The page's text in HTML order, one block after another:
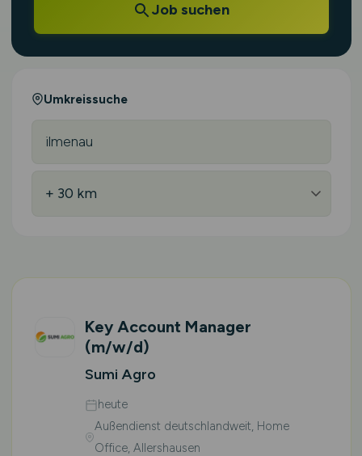
Job suchen
Umkreissuche
Key Account Manager
(m/w/d)
Sumi Agro
heute
Außendienst deutschlandweit, Home
Office, Allershausen